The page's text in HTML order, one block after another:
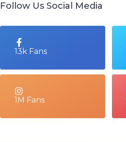
Follow Us Social Media
13k Fans
1M Fans